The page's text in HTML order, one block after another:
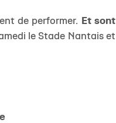
de performer. Et sont
le Stade Nantais et